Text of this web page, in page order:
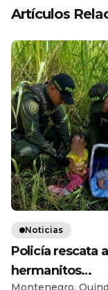
Artículos
Noticias
Policía rescata
hermanitos
Montenegro,